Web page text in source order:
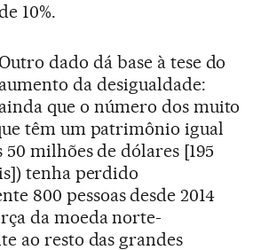
10%.
Outro dado dá base à tese do
aumento da desigualdade:
ainda que o número dos muito
têm um patrimônio igual
milhões de dólares [195
tenha perdido
800 pessoas desde 2014
da moeda norte-
ao resto das grandes